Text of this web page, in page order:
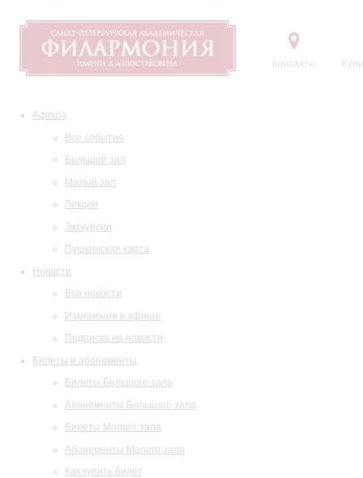
Контакты
Афиша
Все события
Большой зал
Малый зал
Лекции
Экскурсии
Пушкинская карта
Новости
Все новости
Изменения в афише
Подписка на новости
Билеты и абонементы
Билеты Большого зала
Абонементы Большого зала
Билеты Малого зала
Абонементы Малого зала
Как купить билет